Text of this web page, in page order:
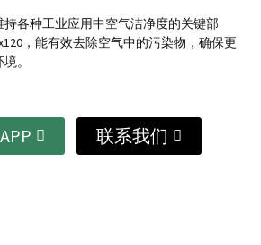
各种工业应用中空气洁净度的关键部
，能有效去除空气中的污染物，确保更
。
联系我们